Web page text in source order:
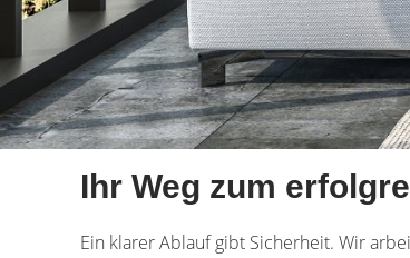
Ihr Weg zum
Ein klarer Ablauf gibt Sicherheit. Wir